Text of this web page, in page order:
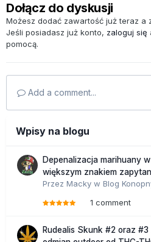
Dołącz do dyskusji
Możesz dodać zawartość już teraz a
Jeśli posiadasz już konto, zaloguj się
pomocą.
Add a comment...
Wpisy na blogu
Depenalizacja marihuany
większym znakiem
Przez Macky w Blog
1 comment
Rudealis Skunk #2 oraz